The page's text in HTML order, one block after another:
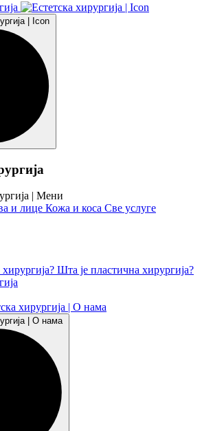
и лице Кожа и коса Све услуге
Шта је пластична хирургија?